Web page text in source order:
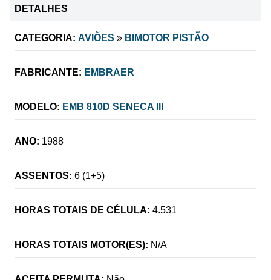
DETALHES
CATEGORIA: AVIÕES » BIMOTOR PISTÃO
FABRICANTE: EMBRAER
MODELO: EMB 810D SENECA III
ANO: 1988
ASSENTOS: 6 (1+5)
HORAS TOTAIS DE CÉLULA: 4.531
HORAS TOTAIS MOTOR(ES): N/A